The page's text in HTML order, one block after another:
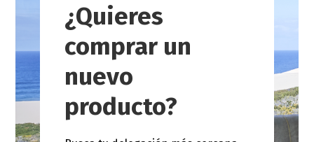
¿Quieres
comprar un
nuevo
producto?